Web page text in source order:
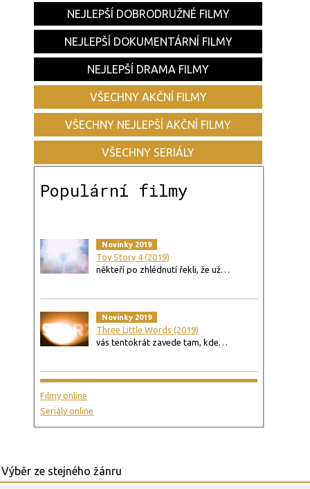
NEJLEPŠÍ DOBRODRUŽNÉ FILMY
NEJLEPŠÍ DOKUMENTÁRNÍ FILMY
NEJLEPŠÍ DRAMA FILMY
VŠECHNY AKČNÍ FILMY
VŠECHNY NEJLEPŠÍ AKČNÍ FILMY
VŠECHNY SERIÁLY
Populární filmy
Novinky 2019
Toy Story 4 (2019)
někteří po zhlédnutí řekli, že už…
Novinky 2019
Three Little Words (2019)
vás tentokrát zavede tam, kde…
Filmy online
Seriály online